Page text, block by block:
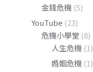
金錢危機 (5)
YouTube (23)
危機小學堂 (8)
人生危機 (1)
婚姻危機 (1)